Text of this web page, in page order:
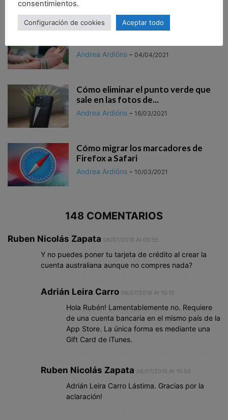
Cómo desbloquear los emoticonos
Andrea Ardións - 04/04/2021
Cómo eliminar el punto verde que
sale en las fotos de...
Andrea Ardións - 16/03/2021
Cómo migrar los marcadores de
Firefox a Safari
Andrea Ardións - 10/03/2021
148 COMENTARIOS
Ruben Nicolás Zapata 06/07/2016 At 09:55
Y no puedes poner tu tarjeta de crédito al crear la
cuenta australiana aunque no compres nada?
Adrián Leira Carro 06/07/2016 At 10:15
Hola Rubén! Lamentablemente no. Requiere
de una cuenta bancaria en el mismo país de la
App Store. La única forma es mediante una
Gift Card de iTunes.
Ruben Nicolás Zapata 06/07/2016 At 10:50
Adrián Leira Carro Lástima. Gracias por la
aclaración!
consentimientos.
Configuración de cookies Aceptar todo